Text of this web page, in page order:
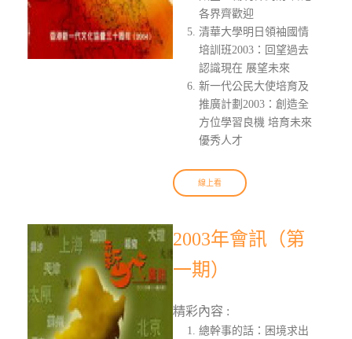
各界齊歡迎
清華大學明日領袖國情
培訓班2003：回望過去
認識現在 展望未來
新一代公民大使培育及
推廣計劃2003：創造全
方位學習良機 培育未來
優秀人才
線上看
2003年會訊（第
一期）
精彩內容 :
總幹事的話：困境求出